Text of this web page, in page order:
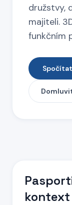
družstvy,
majiteli.
funkčním
kontext